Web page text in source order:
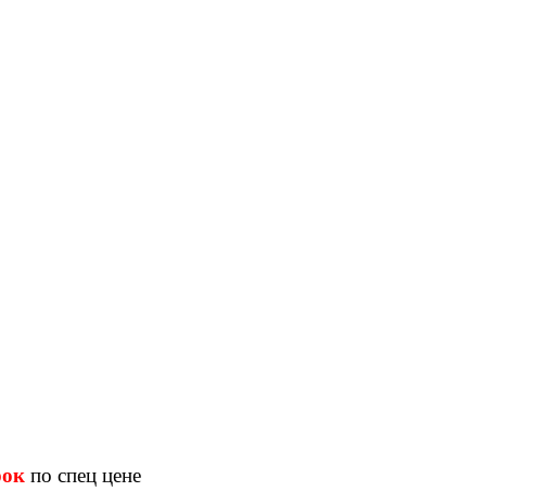
по спец цене